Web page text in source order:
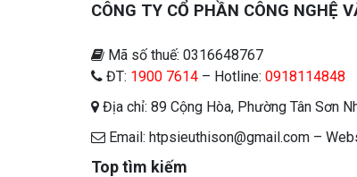
CÔNG TY CỔ PHẦN CÔNG NGHỆ
Mã số thuế: 0316648767
ĐT: 1900 7614 – Hotline: 0918114848
Địa chỉ: 89 Cộng Hòa, Phường Tân Sơn
Email: htpsieuthison@gmail.com –
Top tìm kiếm